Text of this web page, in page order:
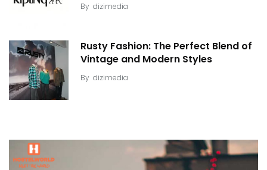
By dizimedia
Rusty Fashion: The Perfect Blend of
Vintage and Modern Styles
By dizimedia